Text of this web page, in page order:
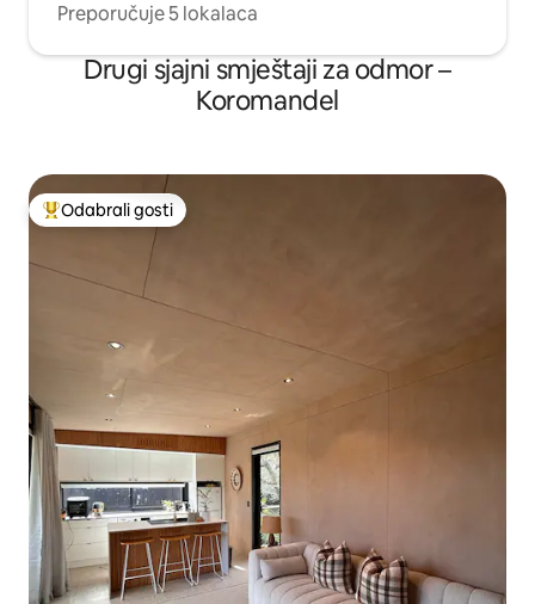
Preporučuje 5 lokalaca
Drugi sjajni smještaji za odmor –
Koromandel
Među najviše rangiranima s oznakom „Odabrali gosti”
Odabrali gosti